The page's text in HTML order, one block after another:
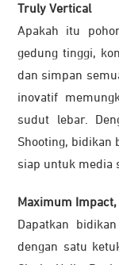
Truly Vertical
Apakah itu
gedung tinggi,
dan simpan
inovatif
sudut lebar.
Shooting, bidikan
siap untuk media
Maximum
Dapatkan
dengan satu